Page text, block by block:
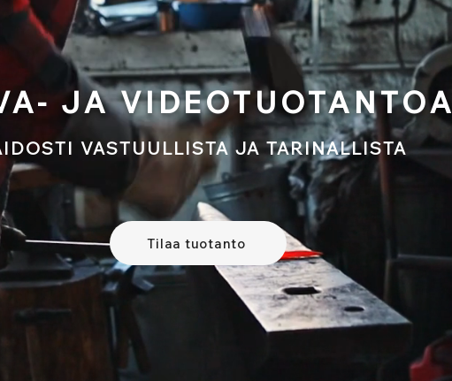
JA VIDEOTUOTANTOA
VASTUULLISTA JA TARINALLISTA
Tilaa tuotanto